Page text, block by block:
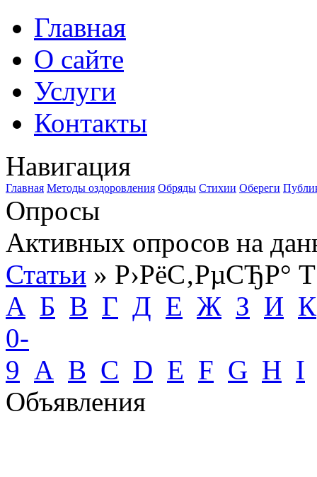
Главная
О сайте
Услуги
Контакты
Навигация
Главная Методы оздоровления Обряды Стихии Обереги
Опросы
Активных опросов на
Статьи » Р›РёС‚РµСЂР° T
А Б В Г Д Е Ж З И К
0-
9 A B C D E F G H I
Объявления